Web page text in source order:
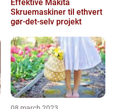
Effektive Makita
Skruemaskiner til ethvert
gør-det-selv projekt